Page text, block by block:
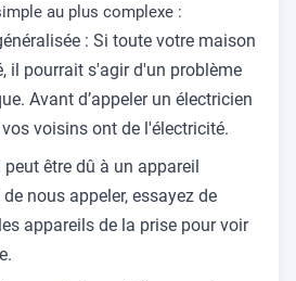
au plus complexe :
: Si toute votre maison
il pourrait s'agir d'un problème
Avant d’appeler un électricien
voisins ont de l'électricité.
peut être dû à un appareil
nous appeler, essayez de
appareils de la prise pour voir